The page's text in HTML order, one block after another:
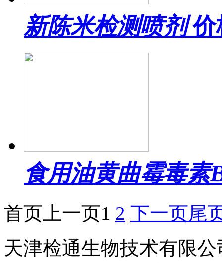
新陈米检测喷剂 价
食用油黄曲霉毒素
首页 上一页1 2 下一页尾
天津检通生物技术有